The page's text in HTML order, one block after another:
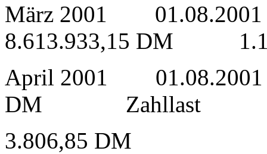
März 2001
8.613.933,15 DM
April 2001
DM Zahllast
3.806,85 DM